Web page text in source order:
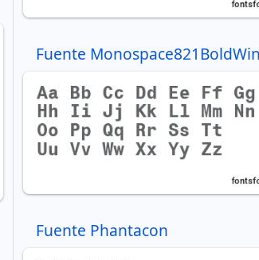
Fuente
Fuente Phantacon